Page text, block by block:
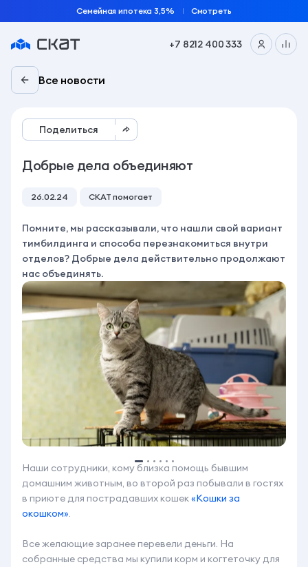
Семейная ипотека 3,5% Смотреть
+7 8212 400 333
Все новости
Поделиться
Добрые дела объединяют
26.02.24 СКАТ помогает
Помните, мы рассказывали, что нашли свой вариант
тимбилдинга и способа перезнакомиться внутри
отделов? Добрые дела действительно продолжают
нас объединять.
Наши сотрудники, кому близка помощь бывшим
домашним животным, во второй раз побывали в гостях
в приюте для пострадавших кошек«Кошки за
окошком».
Все желающие заранее перевели деньги. На
собранные средства мы купили корм и когтеточку для